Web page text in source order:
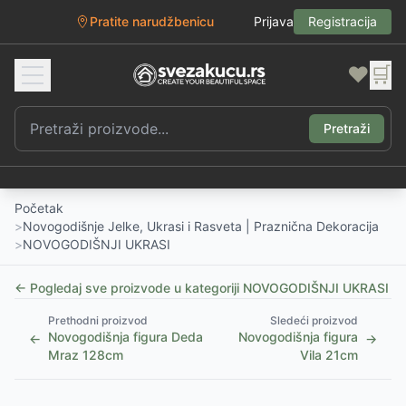
Pratite narudžbenicu Prijava Registracija
❤️ 🛒
Pretraži
Početak
>Novogodišnje Jelke, Ukrasi i Rasveta | Praznična Dekoracija
>NOVOGODIŠNJI UKRASI
← Pogledaj sve proizvode u kategoriji NOVOGODIŠNJI UKRASI
←
Prethodni proizvod
Novogodišnja figura Deda
Mraz 128cm
Sledeći proizvod
Novogodišnja figura
Vila 21cm
→